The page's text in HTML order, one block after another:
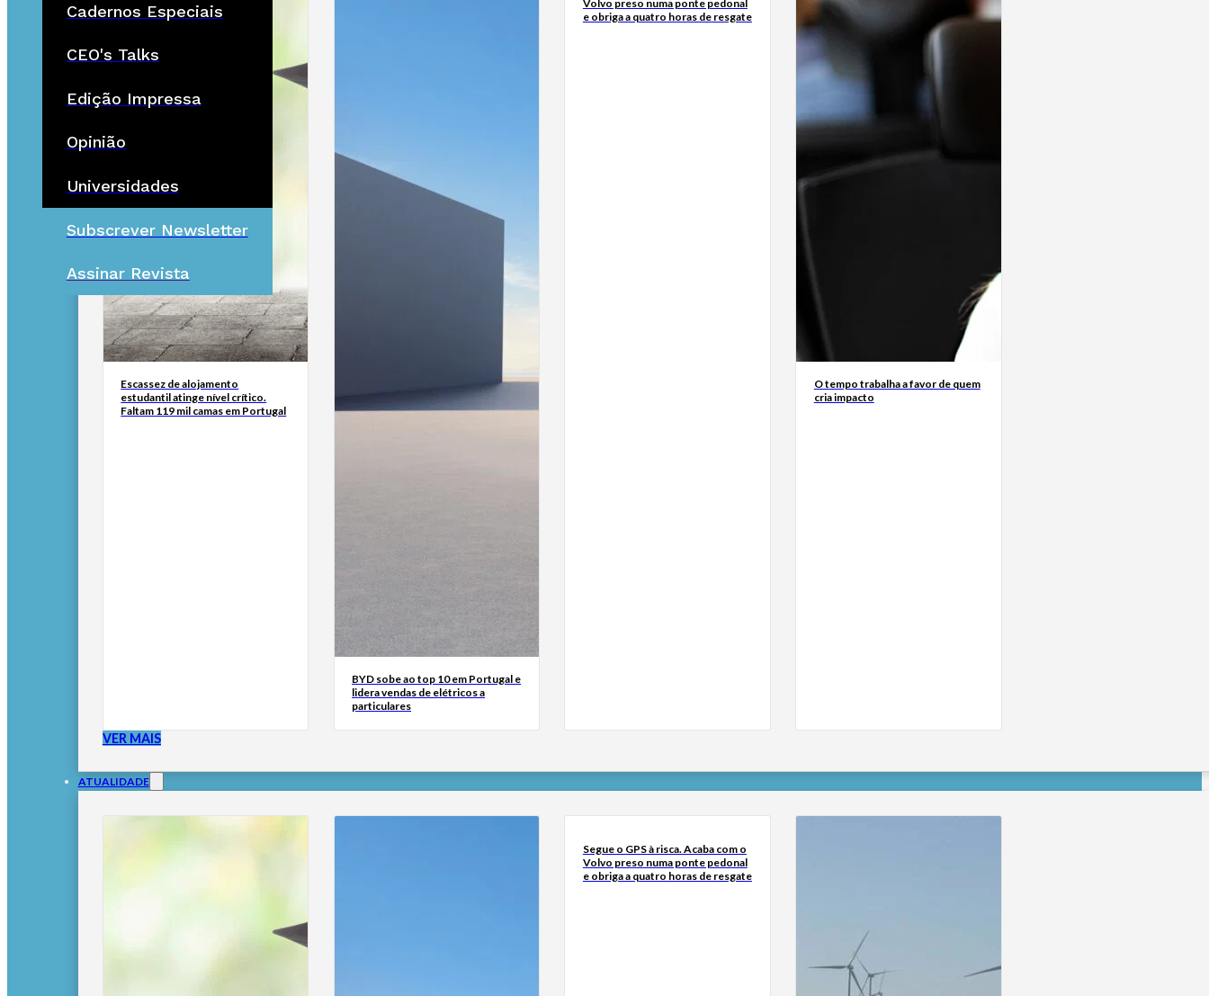
Cadernos Especiais
CEO's Talks
Edição Impressa
Opinião
Universidades
Subscrever Newsletter
Assinar Revista
Escassez de alojamento
estudantil atinge nível crítico.
Faltam 119 mil camas em Portugal
BYD sobe ao top 10 em Portugal e
lidera vendas de elétricos a
particulares
Volvo preso numa ponte pedonal
e obriga a quatro horas de resgate
O tempo trabalha a favor de quem
cria impacto
VER MAIS
ATUALIDADE
Segue o GPS à risca. Acaba com o
Volvo preso numa ponte pedonal
e obriga a quatro horas de resgate